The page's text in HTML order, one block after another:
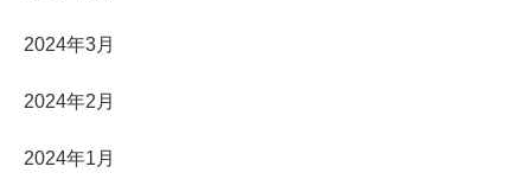
2024年3月
2024年2月
2024年1月